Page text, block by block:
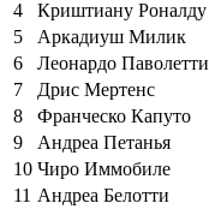
4
Криштиану Роналду
5
Аркадиуш Милик
6
Леонардо Паволетти
7
Дрис Мертенс
8
Франческо Капуто
9
Андреа Петанья
10 Чиро Иммобиле
11 Андреа Белотти